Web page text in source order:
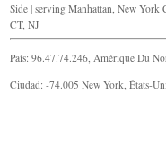
Side | serving Manhattan, New York
CT, NJ
País: 96.47.74.246, Amérique Du
Ciudad: -74.005 New York, États-